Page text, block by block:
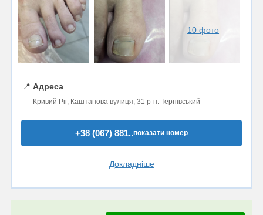
10 фото
📍 Адреса
Кривий Ріг, Каштанова вулиця, 31 р-н. Тернівський
+38 (067) 881..показати номер
Докладніше